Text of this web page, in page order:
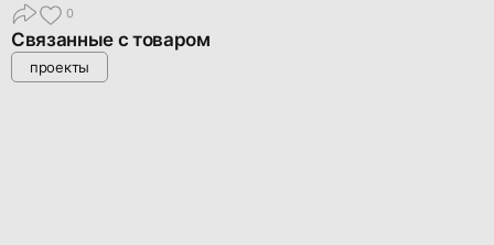
0
Связанные с товаром
проекты